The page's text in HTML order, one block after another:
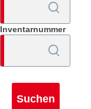
Inventarnummer